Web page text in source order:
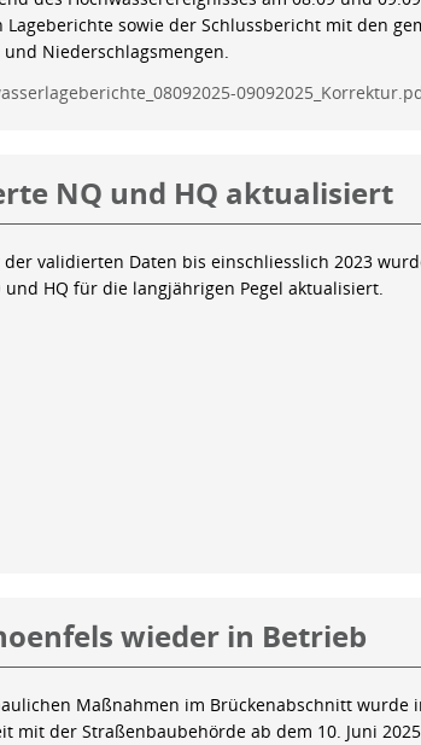
sowie der Schlussbericht mit den
Niederschlagsmengen.
NQ und HQ aktualisiert
der validierten Daten bis einschliesslich 2023
und HQ für die langjährigen Pegel aktualisiert.
wieder in Betrieb
Maßnahmen im Brückenabschnitt wurde
mit der Straßenbaubehörde ab dem 10. Juni